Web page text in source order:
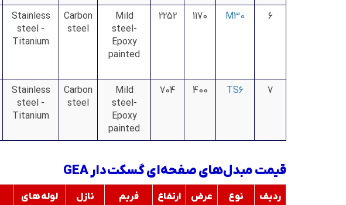
6
M30
1170
2252
Mild
steel-
Epoxy
painted
Carbon
steel
Stainless
steel -
Titanium
7
TS6
400
704
Mild
steel-
Epoxy
painted
Carbon
steel
Stainless
steel -
Titanium
قیمت مبدل‌های صفحه‌ای گسکت‌دار GEA
ردیف
نوع
عرض ارتفاع فریم نازل
لوله های